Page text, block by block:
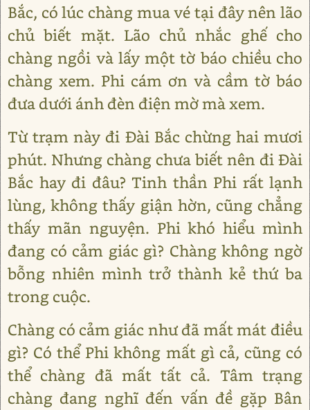
Bắc, có lúc chàng mua vé tại đây nên lão
chủ biết mặt. Lão chủ nhắc ghế cho
chàng ngồi và lấy một tờ báo chiều cho
chàng xem. Phi cám ơn và cầm tờ báo
đưa dưới ánh đèn điện mờ mà xem.
Từ trạm này đi Đài Bắc chừng hai mươi
phút. Nhưng chàng chưa biết nên đi Đài
Bắc hay đi đâu? Tinh thần Phi rất lạnh
lùng, không thấy giận hờn, cũng chẳng
thấy mãn nguyện. Phi khó hiểu mình
đang có cảm giác gì? Chàng không ngờ
bỗng nhiên mình trở thành kẻ thứ ba
trong cuộc.
Chàng có cảm giác như đã mất mát điều
gì? Có thể Phi không mất gì cả, cũng có
thể chàng đã mất tất cả. Tâm trạng
chàng đang nghĩ đến vấn đề gặp Bân